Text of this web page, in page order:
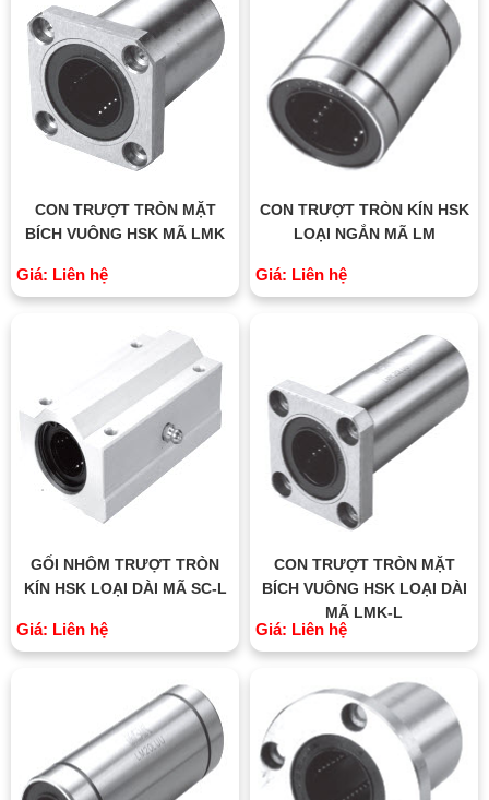
CON TRƯỢT TRÒN MẶT
BÍCH VUÔNG HSK MÃ LMK
Giá: Liên hệ
CON TRƯỢT TRÒN KÍN HSK
LOẠI NGẮN MÃ LM
Giá: Liên hệ
GỐI NHÔM TRƯỢT TRÒN
KÍN HSK LOẠI DÀI MÃ SC-L
Giá: Liên hệ
CON TRƯỢT TRÒN MẶT
BÍCH VUÔNG HSK LOẠI DÀI
MÃ LMK-L
Giá: Liên hệ